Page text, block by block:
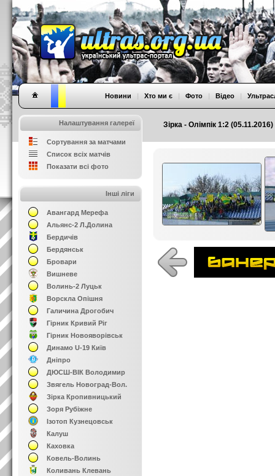
Зірка - Олімпік 1:2
Новини | Хто ми є | Фото | Відео |
Налаштування галереї
Сортування за матчами
Список всіх матчів
Показати всі фото
Інші ліги
Авангард Мерефа
Альянс-2 Л.Долина
Бердичів
Бердянськ
Бровари
Вишневе
Волинь-2 Луцьк
Ворскла Опішня
Галичина Дрогобич
Гірник Кривий Ріг
Гірник Новояворівськ
Динамо U-19 Київ
Дніпро
ДЮСШ-ВІК Володимир
Звягель Новоград-Вол.
Зірка Кропивницький
Зоря Рубіжне
Ізотоп Кузнецовськ
Калуш
Каховка
Ковель-Волинь
Коливань Клевань